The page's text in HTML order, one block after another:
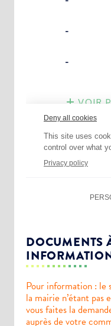
DOCUMENTS
Pour information : le
la mairie n’étant pas
vous faites la
auprès de votre
Choisissez
Newsletter
Newsletter Sport